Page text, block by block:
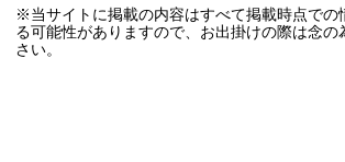
※当サイトに掲載の内容はすべて掲載時点での
る可能性がありますので、お出掛けの際は念の
さい。